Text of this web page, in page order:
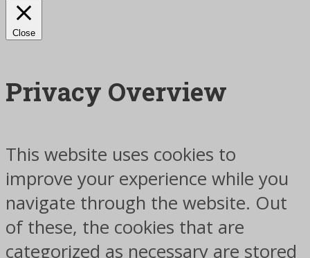
Close
Privacy Overview
This website uses cookies to
improve your experience while you
navigate through the website. Out
of these, the cookies that are
categorized as necessary are stored